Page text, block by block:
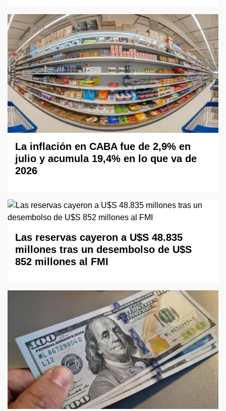
La inflación en CABA fue de 2,9% en
julio y acumula 19,4% en lo que va de
2026
Las reservas cayeron a U$S 48.835
millones tras un desembolso de U$S
852 millones al FMI